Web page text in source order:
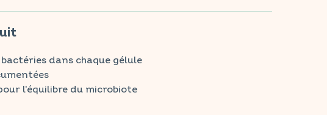
optimale sur le confort digestif et le bien-être général.
BIEN-ÊTRE dans toutes vos grandes surfaces préférées.
dans chaque gélule
l'équilibre du microbiote